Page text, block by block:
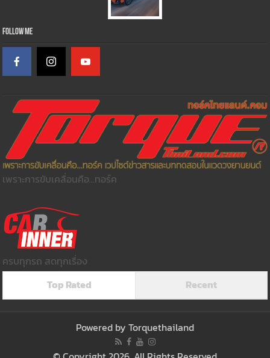
Follow Me
เพราะการขับเคลื่อนคือ...ทอร์ค
ครบทุกรถ สดทุกเรื่อง
Top Rated
Recent
Powered by Torquethailand